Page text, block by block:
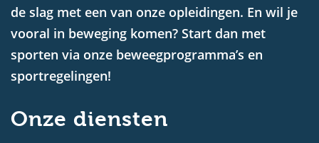
de slag met een van onze opleidingen. En wil je
vooral in beweging komen? Start dan met
sporten via onze beweegprogramma’s en
sportregelingen!
Onze diensten